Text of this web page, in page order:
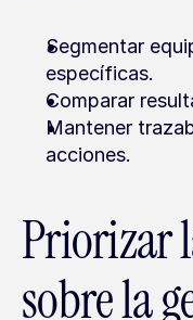
Segmentar
específicas.
Comparar
Mantener
acciones.
Priorizar
sobre la